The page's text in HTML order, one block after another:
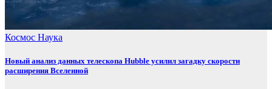
Космос Наука
Новый анализ данных телескопа Hubble усилил загадку скорости
расширения Вселенной